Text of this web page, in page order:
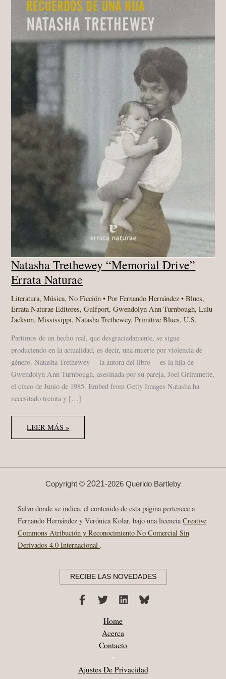
Natasha Trethewey “Memorial Drive”
Errata Naturae
Literatura,Música,No Ficción • PorFernando Hernández•Blues,
Errata Naturae Editores,Gulfport,Gwendolyn Ann Turnbough,Lulu
Jackson,Mississippi,Natasha Trethewey,Primitive Blues,U.S.
Partimos de un hecho real, que desgraciadamente, se sigue
produciendo en la actualidad, es decir, una muerte por violencia de
género. Natasha Trethewey —la autora del libro— es la hija de
Gwendolyn Ann Turnbough, asesinada por su pareja, Joel Grimmette,
el cinco de Junio de 1985. Embed from Getty Images Natasha ha
necesitado treinta y […]
NATASHA
TRETHEWEY
“MEMORIAL
LEER MÁS »
Copyright © 2021-2026 Querido Bartleby
Salvo donde se indica, el contenido de esta página pertenece a
Fernando Hernández y Verónica Kolar, bajo una licencia Creative
Commons Atribución y Reconocimiento No Comercial Sin
Derivados 4.0 Internacional .
RECIBE LAS NOVEDADES
Home
Acerca
Contacto
•
Ajustes De Privacidad